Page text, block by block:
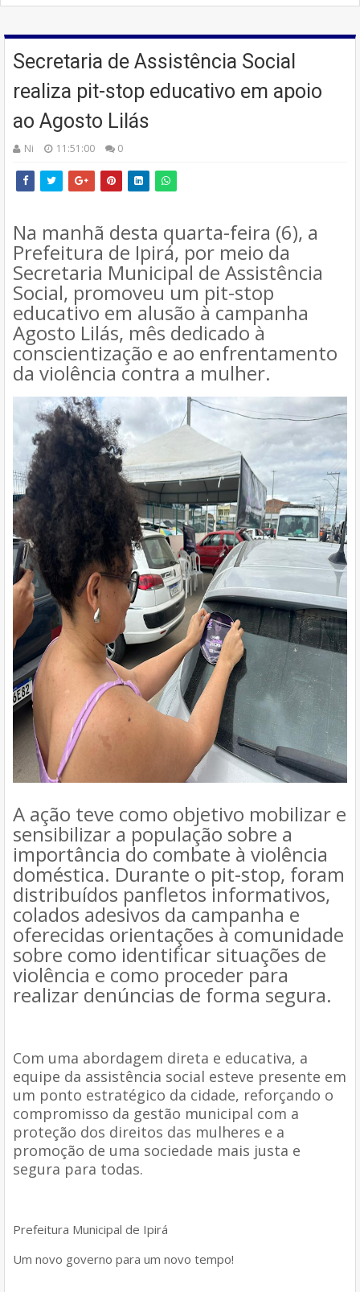
Secretaria de Assistência Social
realiza pit-stop educativo em apoio
ao Agosto Lilás
Ni 11:51:00 0
Na manhã desta quarta-feira (6), a
Prefeitura de Ipirá, por meio da
Secretaria Municipal de Assistência
Social, promoveu um pit-stop
educativo em alusão à campanha
Agosto Lilás, mês dedicado à
conscientização e ao enfrentamento
da violência contra a mulher.
A ação teve como objetivo mobilizar e
sensibilizar a população sobre a
importância do combate à violência
doméstica. Durante o pit-stop, foram
distribuídos panfletos informativos,
colados adesivos da campanha e
oferecidas orientações à comunidade
sobre como identificar situações de
violência e como proceder para
realizar denúncias de forma segura.
Com uma abordagem direta e educativa, a
equipe da assistência social esteve presente em
um ponto estratégico da cidade, reforçando o
compromisso da gestão municipal com a
proteção dos direitos das mulheres e a
promoção de uma sociedade mais justa e
segura para todas.
Prefeitura Municipal de Ipirá
Um novo governo para um novo tempo!